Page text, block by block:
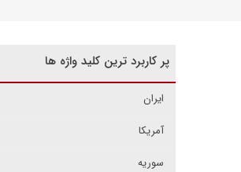
پر کاربرد ترین کلید واژه ها
ایران
آمریکا
سوریه